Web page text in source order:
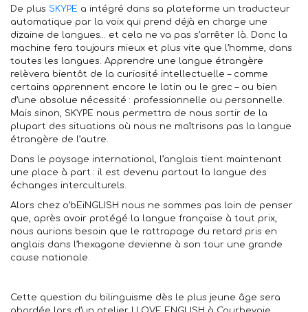
De plus SKYPE a intégré dans sa plateforme un traducteur
automatique par la voix qui prend déjà en charge une
dizaine de langues… et cela ne va pas s’arrêter là. Donc la
machine fera toujours mieux et plus vite que l’homme, dans
toutes les langues. Apprendre une langue étrangère
relèvera bientôt de la curiosité intellectuelle – comme
certains apprennent encore le latin ou le grec – ou bien
d’une absolue nécessité : professionnelle ou personnelle.
Mais sinon, SKYPE nous permettra de nous sortir de la
plupart des situations où nous ne maîtrisons pas la langue
étrangère de l’autre.
Dans le paysage international, l’anglais tient maintenant
une place à part : il est devenu partout la langue des
échanges interculturels.
Alors chez o’bEiNGLISH nous ne sommes pas loin de penser
que, après avoir protégé la langue française à tout prix,
nous aurions besoin que le rattrapage du retard pris en
anglais dans l’hexagone devienne à son tour une grande
cause nationale.
Cette question du bilinguisme dès le plus jeune âge sera